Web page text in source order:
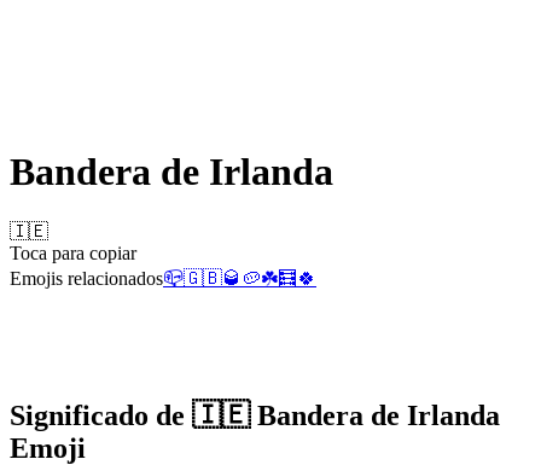
Bandera de Irlanda
🇮🇪
Toca para copiar
Emojis relacionados📪🇬🇧🥃 🥔☘️🧮 🍀
Significado de 🇮🇪 Bandera de Irlanda
Emoji